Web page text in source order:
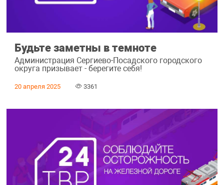
Будьте заметны в темноте
Администрация Сергиево-Посадского городского
округа призывает - берегите себя!
20 апреля 2025 3361